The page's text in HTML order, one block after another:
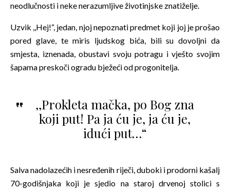
neodlučnosti i neke nerazumljive životinjske znatiželje.
Uzvik ,,Hej!“, jedan, njoj nepoznati predmet koji joj je prošao
pored glave, te miris ljudskog bića, bili su dovoljni da
smjesta, iznenada, obustavi svoju potragu i vješto svojim
šapama preskoči ogradu bježeći od progonitelja.
,,Prokleta mačka, po Bog zna
koji put! Pa ja ću je, ja ću je,
idući put…“
Salva nadolazećih i nesređenih riječi, duboki i prodorni kašalj
70-godišnjaka koji je sjedio na staroj drvenoj stolici s